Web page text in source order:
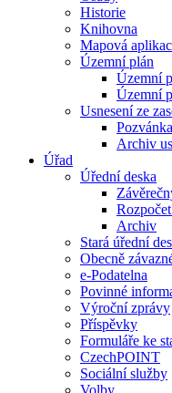
Historie
Knihovna
Mapová
Územní plán
Územní
Územní
Usnesení ze
Archiv
Úřad
Úřední deska
Archiv
Stará úřední
Obecně
e-Podatelna
Povinné
Výroční zprávy
Příspěvky
Formuláře ke
CzechPOINT
Sociální služby
Volby